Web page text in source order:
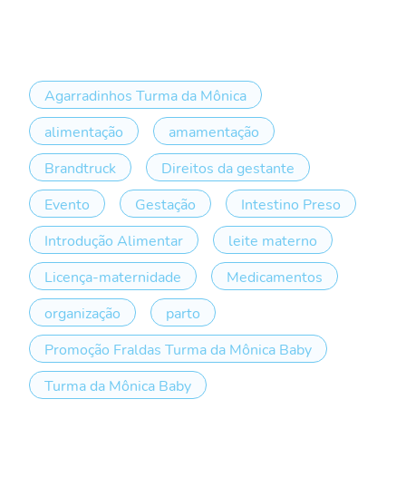
Agarradinhos Turma da Mônica
alimentação
amamentação
Brandtruck
Direitos da gestante
Evento
Gestação
Intestino Preso
Introdução Alimentar
leite materno
Licença-maternidade
Medicamentos
organização
parto
Promoção Fraldas Turma da Mônica Baby
Turma da Mônica Baby